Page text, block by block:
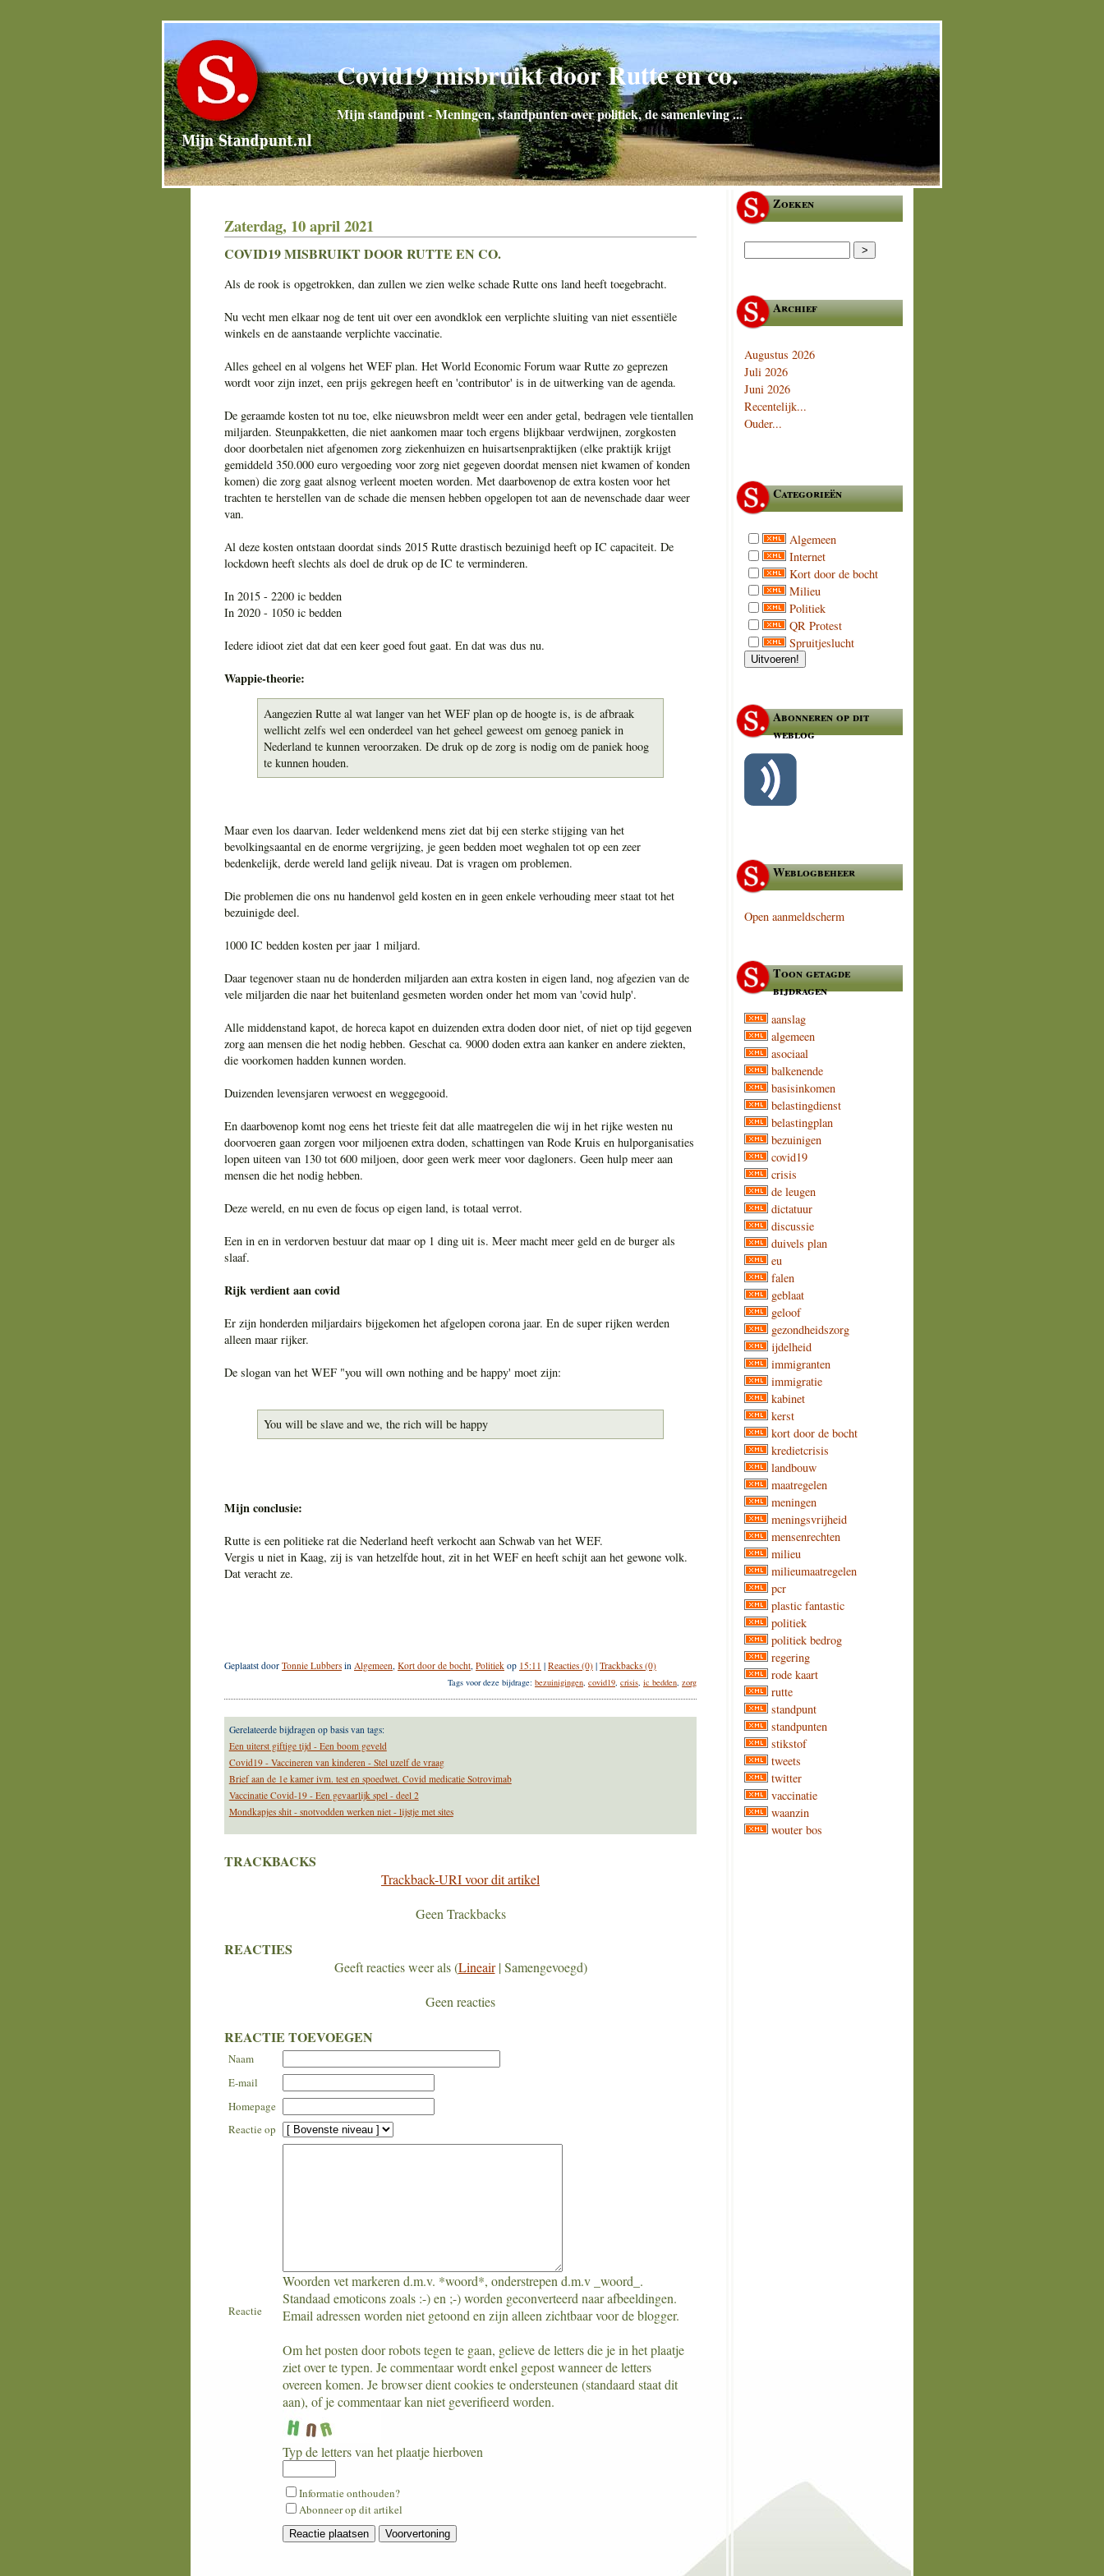
Covid19 misbruikt door Rutte en co.
Mijn standpunt - Meningen, standpunten over politiek, de samenleving ...
Zaterdag, 10 april 2021
COVID19 MISBRUIKT DOOR RUTTE EN CO.
Als de rook is opgetrokken, dan zullen we zien welke schade Rutte ons land heeft toegebracht.
Nu vecht men elkaar nog de tent uit over een avondklok een verplichte sluiting van niet essentiële
winkels en de aanstaande verplichte vaccinatie.
Alles geheel en al volgens het WEF plan. Het World Economic Forum waar Rutte zo geprezen
wordt voor zijn inzet, een prijs gekregen heeft en 'contributor' is in de uitwerking van de agenda.
De geraamde kosten tot nu toe, elke nieuwsbron meldt weer een ander getal, bedragen vele tientallen
miljarden. Steunpakketten, die niet aankomen maar toch ergens blijkbaar verdwijnen, zorgkosten
door doorbetalen niet afgenomen zorg ziekenhuizen en huisartsenpraktijken (elke praktijk krijgt
gemiddeld 350.000 euro vergoeding voor zorg niet gegeven doordat mensen niet kwamen of konden
komen) die zorg gaat alsnog verleent moeten worden. Met daarbovenop de extra kosten voor het
trachten te herstellen van de schade die mensen hebben opgelopen tot aan de nevenschade daar weer
van.
Al deze kosten ontstaan doordat sinds 2015 Rutte drastisch bezuinigd heeft op IC capaciteit. De
lockdown heeft slechts als doel de druk op de IC te verminderen.
In 2015 - 2200 ic bedden
In 2020 - 1050 ic bedden
Iedere idioot ziet dat dat een keer goed fout gaat. En dat was dus nu.
Wappie-theorie:
Aangezien Rutte al wat langer van het WEF plan op de hoogte is, is de afbraak
wellicht zelfs wel een onderdeel van het geheel geweest om genoeg paniek in
Nederland te kunnen veroorzaken. De druk op de zorg is nodig om de paniek hoog
te kunnen houden.
Maar even los daarvan. Ieder weldenkend mens ziet dat bij een sterke stijging van het
bevolkingsaantal en de enorme vergrijzing, je geen bedden moet weghalen tot op een zeer
bedenkelijk, derde wereld land gelijk niveau. Dat is vragen om problemen.
Die problemen die ons nu handenvol geld kosten en in geen enkele verhouding meer staat tot het
bezuinigde deel.
1000 IC bedden kosten per jaar 1 miljard.
Daar tegenover staan nu de honderden miljarden aan extra kosten in eigen land, nog afgezien van de
vele miljarden die naar het buitenland gesmeten worden onder het mom van 'covid hulp'.
Alle middenstand kapot, de horeca kapot en duizenden extra doden door niet, of niet op tijd gegeven
zorg aan mensen die het nodig hebben. Geschat ca. 9000 doden extra aan kanker en andere ziekten,
die voorkomen hadden kunnen worden.
Duizenden levensjaren verwoest en weggegooid.
En daarbovenop komt nog eens het trieste feit dat alle maatregelen die wij in het rijke westen nu
doorvoeren gaan zorgen voor miljoenen extra doden, schattingen van Rode Kruis en hulporganisaties
lopen uiteen van 130 tot 600 miljoen, door geen werk meer voor dagloners. Geen hulp meer aan
mensen die het nodig hebben.
Deze wereld, en nu even de focus op eigen land, is totaal verrot.
Een in en in verdorven bestuur dat maar op 1 ding uit is. Meer macht meer geld en de burger als
slaaf.
Rijk verdient aan covid
Er zijn honderden miljardairs bijgekomen het afgelopen corona jaar. En de super rijken werden
alleen maar rijker.
De slogan van het WEF "you will own nothing and be happy' moet zijn:
You will be slave and we, the rich will be happy
Mijn conclusie:
Rutte is een politieke rat die Nederland heeft verkocht aan Schwab van het WEF.
Vergis u niet in Kaag, zij is van hetzelfde hout, zit in het WEF en heeft schijt aan het gewone volk.
Dat veracht ze.
Geplaatst door Tonnie Lubbers in Algemeen Kort door de bocht Politiek op 15:11 | Reacties (0) | Trackbacks (0)
Tags voor deze bijdrage: bezuinigingen, covid19, crisis, ic bedden, zorg
Gerelateerde bijdragen op basis van tags:
Een uiterst giftige tijd - Een boom geveld
Covid19 - Vaccineren van kinderen - Stel uzelf de vraag
Brief aan de 1e kamer ivm. test en spoedwet. Covid medicatie Sotrovimab
Vaccinatie Covid-19 - Een gevaarlijk spel - deel 2
Mondkapjes shit - snotvodden werken niet - lijstje met sites
TRACKBACKS
Trackback-URI voor dit artikel
Geen Trackbacks
REACTIES
Geeft reacties weer als (Lineair| Samengevoegd)
Geen reacties
REACTIE TOEVOEGEN
Naam
E-mail
Homepage
Reactie op
Reactie
Woorden vet markeren d.m.v. *woord*, onderstrepen d.m.v _woord_.
Standaad emoticons zoals :-) en ;-) worden geconverteerd naar afbeeldingen.
Email adressen worden niet getoond en zijn alleen zichtbaar voor de blogger.
Om het posten door robots tegen te gaan, gelieve de letters die je in het plaatje
ziet over te typen. Je commentaar wordt enkel gepost wanneer de letters
overeen komen. Je browser dient cookies te ondersteunen (standaard staat dit
aan), of je commentaar kan niet geverifieerd worden.
Typ de letters van het plaatje hierboven
What
is
plus
Informatie onthouden?
Abonneer op dit artikel
Zoeken
Archief
Augustus 2026
Juli 2026
Juni 2026
Recentelijk...
Ouder...
Categorieën
Algemeen
Internet
Kort door de bocht
Milieu
Politiek
QR Protest
Spruitjeslucht
Abonneren op dit
weblog
Weblogbeheer
Open aanmeldscherm
Toon getagde
bijdragen
aanslag
algemeen
asociaal
balkenende
basisinkomen
belastingdienst
belastingplan
bezuinigen
covid19
crisis
de leugen
dictatuur
discussie
duivels plan
eu
falen
geblaat
geloof
gezondheidszorg
ijdelheid
immigranten
immigratie
kabinet
kerst
kort door de bocht
kredietcrisis
landbouw
maatregelen
meningen
meningsvrijheid
mensenrechten
milieu
milieumaatregelen
pcr
plastic fantastic
politiek
politiek bedrog
regering
rode kaart
rutte
standpunt
standpunten
stikstof
tweets
twitter
vaccinatie
waanzin
wouter bos